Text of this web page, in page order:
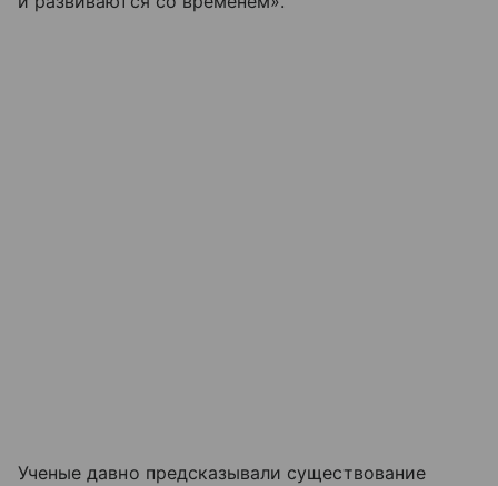
Ученые давно предсказывали существование